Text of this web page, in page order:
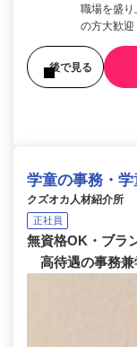
職場を盛
の方大歓
後で見る
学童の事務・学
クズオカ人材紹介所
正社員
無資格OK・ブラ
高待遇の事務兼